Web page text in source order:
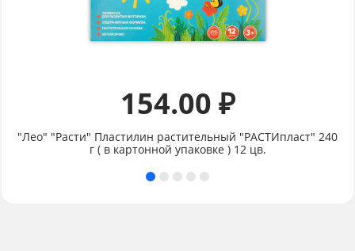
154.00 ₽
"Лео" "Расти" Пластилин растительный "РАСТИпласт" 240
г ( в картонной упаковке ) 12 цв.